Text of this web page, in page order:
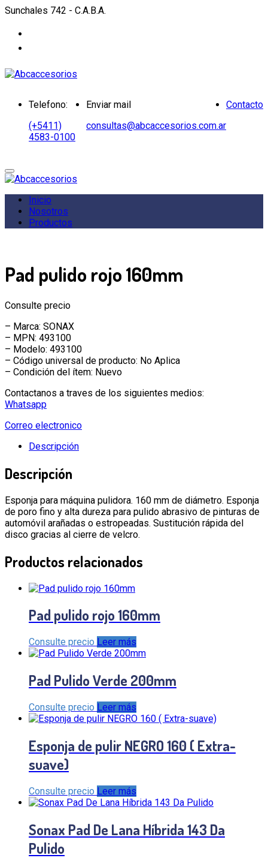
Sunchales 742 - C.A.B.A.
Telefono:
(+5411)
4583-0100
Enviar mail
consultas@abcaccesorios.com.ar
Contacto
Inicio
Nosotros
Productos
Pad pulido rojo 160mm
Consulte precio
– Marca: SONAX
– MPN: 493100
– Modelo: 493100
– Código universal de producto: No Aplica
– Condición del ítem: Nuevo
Contactanos a traves de los siguientes medios:
Whatsapp
Correo electronico
Descripción
Descripción
Esponja para máquina pulidora. 160 mm de diámetro. Esponja
de poro fino y alta dureza para pulido abrasivo de pinturas de
automóvil arañadas o estropeadas. Sustitución rápida del
disco gracias al cierre de velcro.
Productos relacionados
Pad pulido rojo 160mm
Consulte precio Leer más
Pad Pulido Verde 200mm
Consulte precio Leer más
Esponja de pulir NEGRO 160 ( Extra-
suave)
Consulte precio Leer más
Sonax Pad De Lana Híbrida 143 Da
Pulido